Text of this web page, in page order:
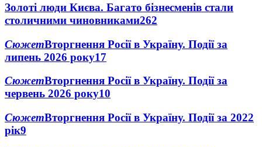
Золоті люди Києва. Багато бізнесменів стали
столичними чиновниками262
СюжетВторгнення Росії в Україну. Події за
липень 2026 року17
СюжетВторгнення Росії в Україну. Події за
червень 2026 року10
СюжетВторгнення Росії в Україну. Події за 2022
рік9